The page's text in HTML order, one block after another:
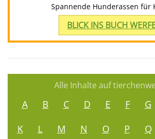
Spannende Hunderassen für
BLICK INS BUCH
Alle Inhalte auf
A B C D E F G
K
L M N O P Q